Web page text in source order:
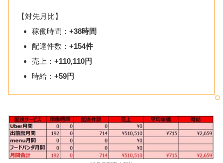
【対先月比】
稼働時間： +38時間
配達件数： +154件
売上： +110,110円
時給： +59円